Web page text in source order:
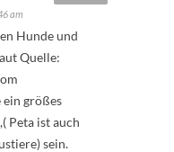
am
Hunde und
Quelle:
größes
Peta ist auch
sein.